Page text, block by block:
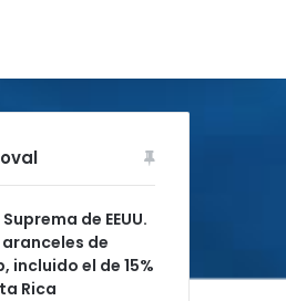
de EEUU.
de
incluido el de 15%
Rica